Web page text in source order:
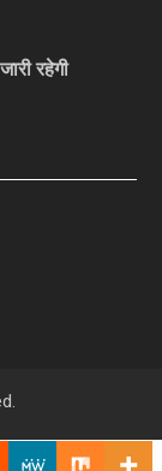
रहेगी